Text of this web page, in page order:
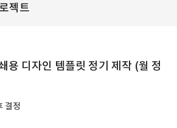
젝트
용 디자인 템플릿 정기 제작 (월 정
결정